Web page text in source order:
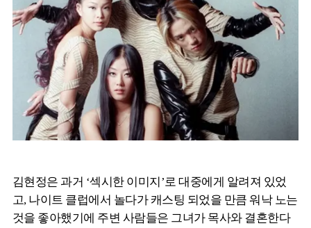
김현정은 과거 ‘섹시한 이미지’로 대중에게 알려져 있었
고, 나이트 클럽에서 놀다가 캐스팅 되었을 만큼 워낙 노는
것을 좋아했기에 주변 사람들은 그녀가 목사와 결혼한다